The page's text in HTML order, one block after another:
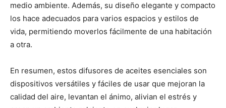
medio ambiente. Además, su diseño elegante y compacto
los hace adecuados para varios espacios y estilos de
vida, permitiendo moverlos fácilmente de una habitación
a otra.
En resumen, estos difusores de aceites esenciales son
dispositivos versátiles y fáciles de usar que mejoran la
calidad del aire, levantan el ánimo, alivian el estrés y